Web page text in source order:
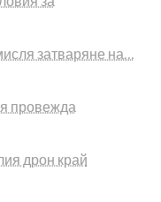
затваряне на…
провежда
дрон край